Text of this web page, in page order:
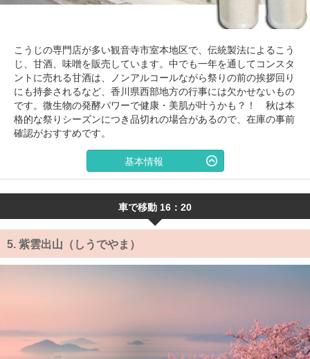
こうじの専門店が多い観音寺市室本地区で、伝統製法によるこう
じ、甘酒、味噌を販売しています。中でも一年を通してコンスタ
ントに売れる甘酒は、ノンアルコールながら祭りの前の挨拶回り
にも持参されるなど、香川県西部地方の行事には欠かせないもの
です。微生物の発酵パワーで健康・美肌が叶うかも？！ 秋は本
格的な祭りシーズンにつき品切れの場合があるので、在庫の事前
確認がおすすめです。
基本情報
車で移動 16：20
5. 紫雲出山（しうでやま）